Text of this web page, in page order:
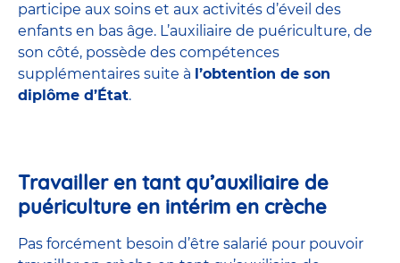
participe aux soins et aux activités d’éveil des
enfants en bas âge. L’auxiliaire de puériculture, de
son côté, possède des compétences
supplémentaires suite à l’obtention de son
diplôme d’État.
Travailler en tant qu’auxiliaire de
puériculture en intérim en crèche
Pas forcément besoin d’être salarié pour pouvoir